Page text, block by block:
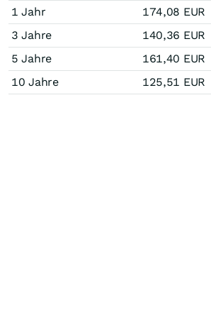
1 Jahr 174,08 EUR
3 Jahre
140,36 EUR
5 Jahre
161,40 EUR
10 Jahre
125,51 EUR